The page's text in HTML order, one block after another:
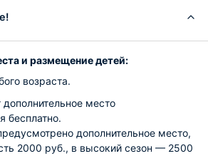
и размещение детей:
возраста.
место
бесплатно.
дополнительное место,
2000 руб., в высокий сезон — 2500